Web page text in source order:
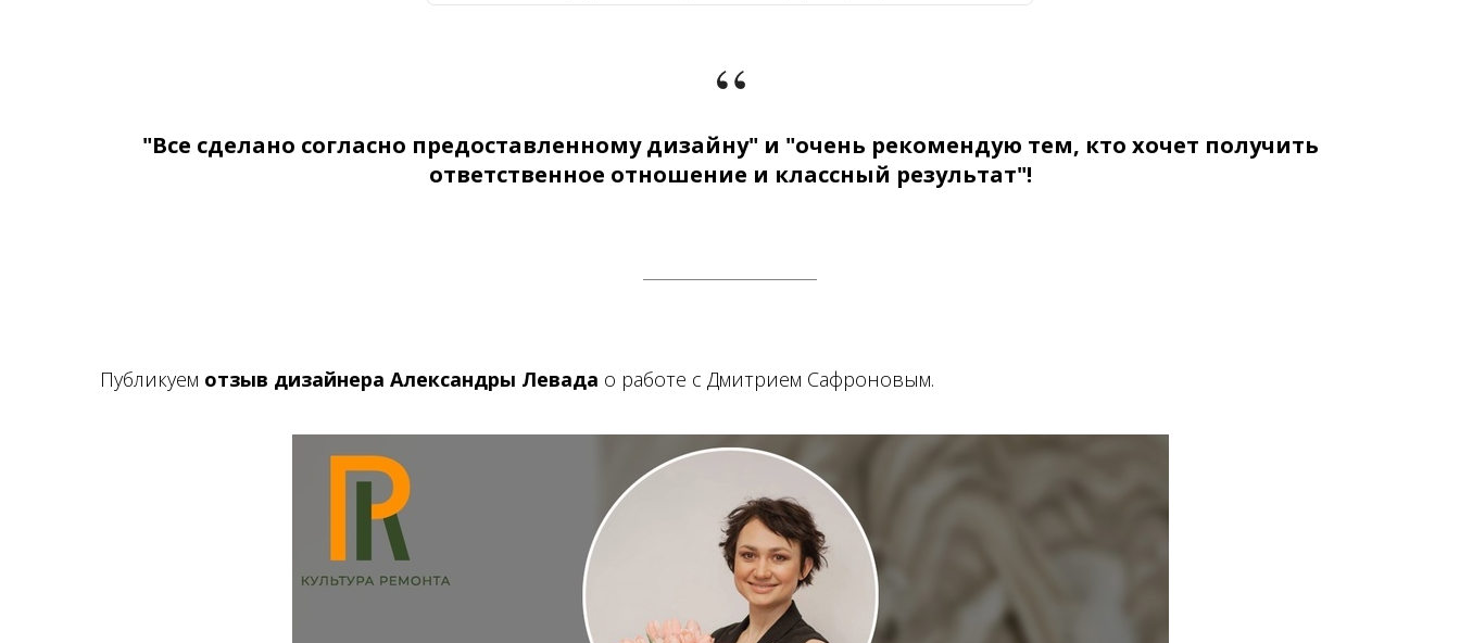
“
"Все сделано согласно предоставленному дизайну" и "очень рекомендую тем, кто хочет получить
ответственное отношение и классный результат"!
Публикуем отзыв дизайнера Александры Левада о работе с Дмитрием Сафроновым.